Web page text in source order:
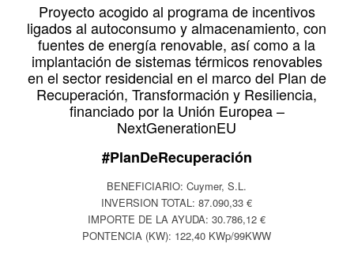
Proyecto acogido al programa de incentivos
ligados al autoconsumo y almacenamiento, con
fuentes de energía renovable, así como a la
implantación de sistemas térmicos renovables
en el sector residencial en el marco del Plan de
Recuperación, Transformación y Resiliencia,
financiado por la Unión Europea –
NextGenerationEU
#PlanDeRecuperación
BENEFICIARIO: Cuymer, S.L.
INVERSION TOTAL: 87.090,33 €
IMPORTE DE LA AYUDA: 30.786,12 €
PONTENCIA (KW): 122,40 KWp/99KWW